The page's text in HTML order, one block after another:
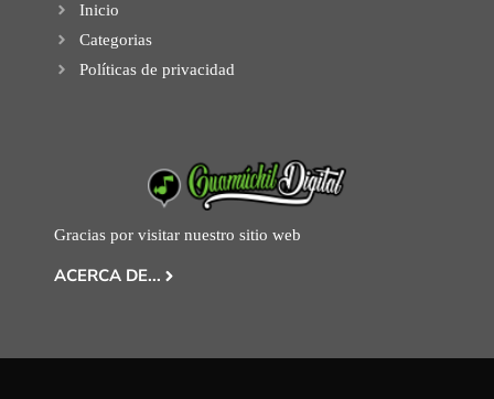
Inicio
Categorias
Políticas de privacidad
Gracias por visitar nuestro sitio web
ACERCA DE...